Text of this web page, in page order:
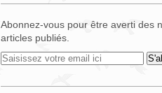
Abonnez-vous pour être averti des
articles publiés.